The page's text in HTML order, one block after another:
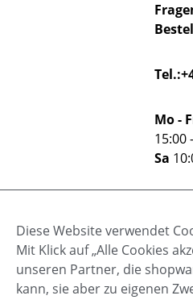
Mo -
15:00
Sa
Diese Website verwendet
Mit Klick auf „Alle Cookies
unseren Partner, die
kann, sie aber zu eigenen